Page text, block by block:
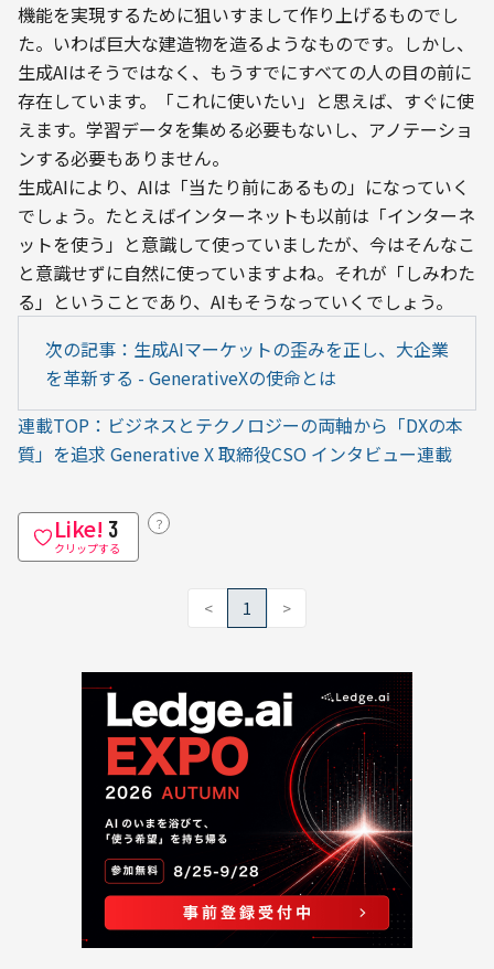
機能を実現するために狙いすまして作り上げるものでし
た。いわば巨大な建造物を造るようなものです。しかし、
生成AIはそうではなく、もうすでにすべての人の目の前に
存在しています。「これに使いたい」と思えば、すぐに使
えます。学習データを集める必要もないし、アノテーショ
ンする必要もありません。
生成AIにより、AIは「当たり前にあるもの」になっていく
でしょう。たとえばインターネットも以前は「インターネ
ットを使う」と意識して使っていましたが、今はそんなこ
と意識せずに自然に使っていますよね。それが「しみわた
る」ということであり、AIもそうなっていくでしょう。
次の記事：生成AIマーケットの歪みを正し、大企業
を革新する - GenerativeXの使命とは
連載TOP：ビジネスとテクノロジーの両軸から「DXの本
質」を追求 Generative X 取締役CSO インタビュー連載
Like! 3
クリップする
？
< 1 >